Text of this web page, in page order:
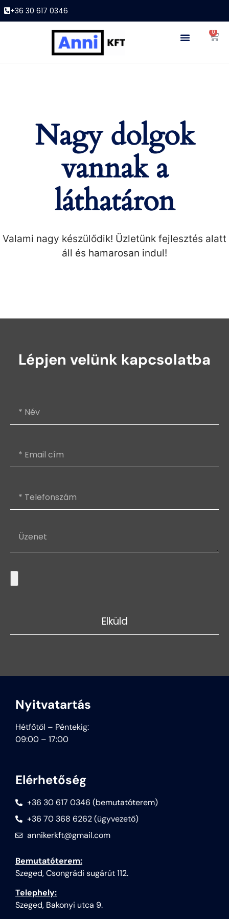
+36 30 617 0346
0
Nagy dolgok
vannak a
láthatáron
Valami nagy készülődik! Üzletünk fejlesztés alatt
áll és hamarosan indul!
Lépjen velünk kapcsolatba
Elküld
Nyitvatartás
Hétfőtől – Péntekig:
09:00 – 17:00
Elérhetőség
+36 30 617 0346 (bemutatóterem)
+36 70 368 6262 (ügyvezető)
annikerkft@gmail.com
Bemutatóterem:
Szeged, Csongrádi sugárút 112.
Telephely:
Szeged, Bakonyi utca 9.